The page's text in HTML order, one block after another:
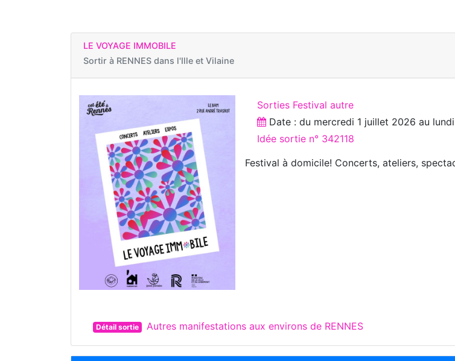
LE VOYAGE IMMOBILE
Sortir à RENNES dans l'Ille et Vilaine
Sorties Festival autre
Date : du mercredi 1 juillet 2026 au
Idée sortie n° 342118
Festival à domicile! Concerts, ateliers,
Détail sortie Autres manifestations aux environs de RENNES